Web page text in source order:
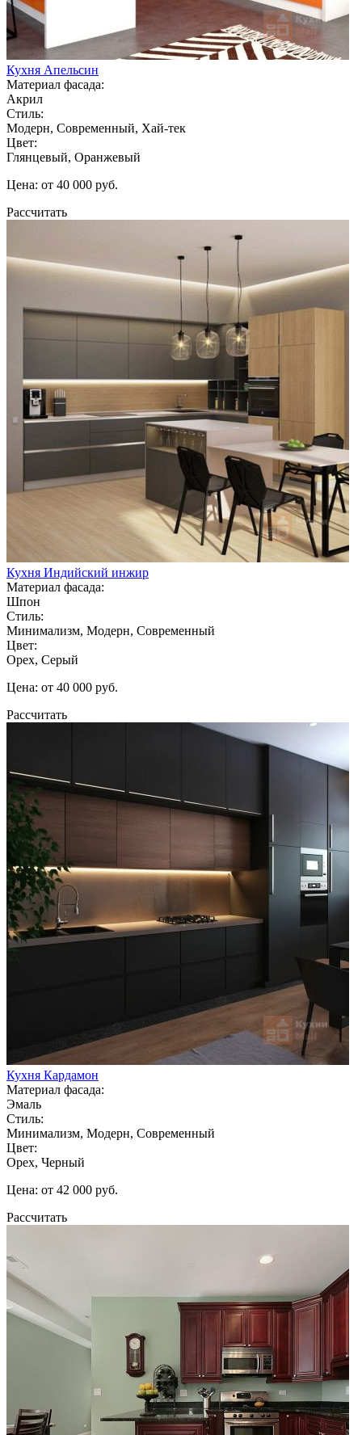
Кухня Апельсин
Материал фасада:
Акрил
Стиль:
Модерн, Современный, Хай-тек
Цвет:
Глянцевый, Оранжевый
Цена: от 40 000 руб.
Рассчитать
Кухня Индийский инжир
Материал фасада:
Шпон
Стиль:
Минимализм, Модерн, Современный
Цвет:
Орех, Серый
Цена: от 40 000 руб.
Рассчитать
Кухня Кардамон
Материал фасада:
Эмаль
Стиль:
Минимализм, Модерн, Современный
Цвет:
Орех, Черный
Цена: от 42 000 руб.
Рассчитать